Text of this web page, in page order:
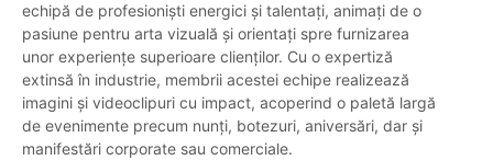
echipă de profesioniști energici și talentați, animați de o
pasiune pentru arta vizuală și orientați spre furnizarea
unor experiențe superioare clienților. Cu o expertiză
extinsă în industrie, membrii acestei echipe realizează
imagini și videoclipuri cu impact, acoperind o paletă largă
de evenimente precum nunți, botezuri, aniversări, dar și
manifestări corporate sau comerciale.